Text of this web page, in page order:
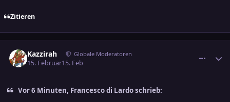
Zitieren
Kazzirah Globale Moderatoren
15. Februar15. Feb
Vor 6 Minuten, Francesco di Lardo schrieb: